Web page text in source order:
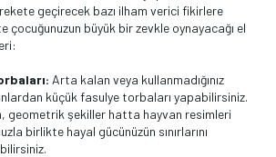
geçirecek bazı ilham verici fikirlere
çocuğunuzun büyük bir zevkle oynayacağı el
Arta kalan veya kullanmadığınız
küçük fasulye torbaları yapabilirsiniz.
geometrik şekiller hatta hayvan resimleri
birlikte hayal gücünüzün sınırlarını